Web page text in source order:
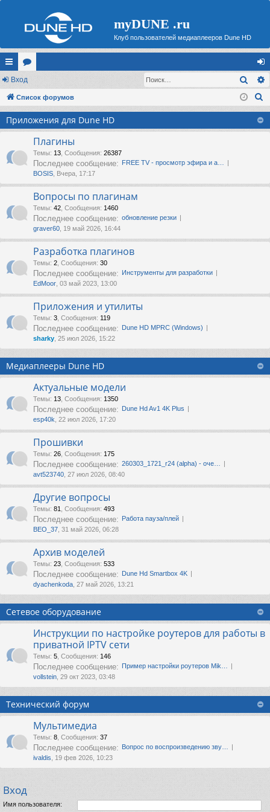
myDUNE .ru
Клуб пользователей медиаплееров Dune HD
с
ы
лк
и
ор
ум
хо
д
Вход
Список форумов
Приложения для Dune HD
Плагины
Темы: 13 Сообщения: 26387
Последнее сообщение: FREE TV - просмотр эфира и а…
BOSIS , Вчера, 17:17
Вопросы по плагинам
Темы: 42 Сообщения: 1460
Последнее сообщение: обновление резки
graver60 , 19 май 2026, 16:44
Разработка плагинов
Темы: 2 Сообщения: 30
Последнее сообщение: Инструменты для разработки
EdMoor , 03 май 2023, 13:00
Приложения и утилиты
Темы: 3 Сообщения: 119
Последнее сообщение: Dune HD MPRC (Windows)
sharky , 25 июл 2026, 15:22
Медиаплееры Dune HD
Актуальные модели
Темы: 13 Сообщения: 1350
Последнее сообщение: Dune Hd Av1 4K Plus
esp40k , 22 июл 2026, 17:20
Прошивки
Темы: 26 Сообщения: 175
Последнее сообщение: 260303_1721_r24 (alpha) - оче…
avt523740 , 27 июл 2026, 08:40
Другие вопросы
Темы: 81 Сообщения: 493
Последнее сообщение: Работа пауза/плей
ВЕО_37 , 31 май 2026, 06:28
Архив моделей
Темы: 23 Сообщения: 533
Последнее сообщение: Dune Hd Smartbox 4K
dyachenkoda , 27 май 2026, 13:21
Сетевое оборудование
Инструкции по настройке роутеров для работы в
приватной IPTV сети
Темы: 5 Сообщения: 146
Последнее сообщение: Пример настройки роутеров Mik…
vollstein , 29 окт 2023, 03:48
Технический форум
Мультимедиа
Темы: 8 Сообщения: 37
Последнее сообщение: Вопрос по воспроизведению зву…
ivaldis , 19 фев 2026, 10:23
Вход
Имя пользователя: